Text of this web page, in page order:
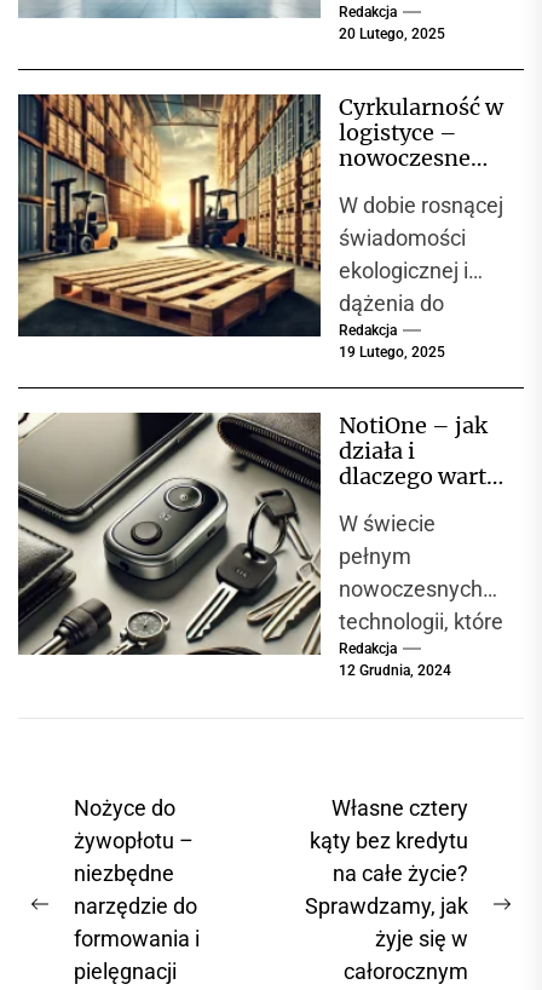
przemysłowych,
także
pomieszczeń
publicznej. Ich
głównym
zadaniem jest
zapewnienie...
Redakcja
20 Lutego, 2025
Cyrkularność w
logistyce –
nowoczesne
gospodarki
paletowej
W dobie rosnącej
świadomości
ekologicznej i
dążenia do
zrównoważoneg
logistyczna
aktywnie
rozwiązań
minimalizujących
swój wpływ na
środowisko....
Redakcja
19 Lutego, 2025
NotiOne – jak
działa i
dlaczego warto
lokalizator do
codziennego
użytku?
W świecie
pełnym
nowoczesnych
technologii, które
ułatwiają życie,
się coraz bardziej
wyróżnia się
notiOne –...
Redakcja
12 Grudnia, 2024
w
Nożyce do
żywopłotu –
niezbędne
narzędzie do
formowania i
pielęgnacji
Własne cztery
kąty bez kredytu
na całe życie?
Sprawdzamy, jak
żyje się w
całorocznym